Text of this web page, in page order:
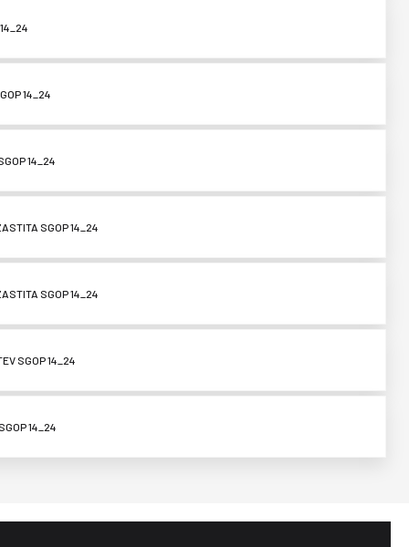
14_24
14_24
SGOP 14_24
SGOP 14_24
SGOP 14_24
14_24